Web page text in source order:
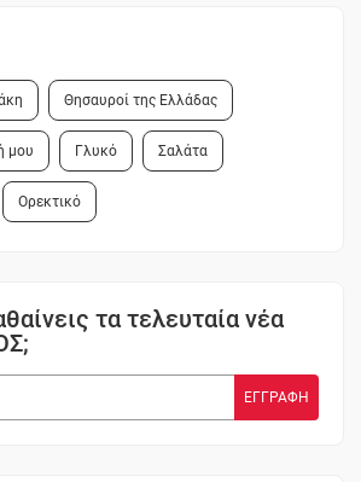
Θησαυροί της Ελλάδας
μου Γλυκό Σαλάτα
Ορεκτικό
τα τελευταία νέα